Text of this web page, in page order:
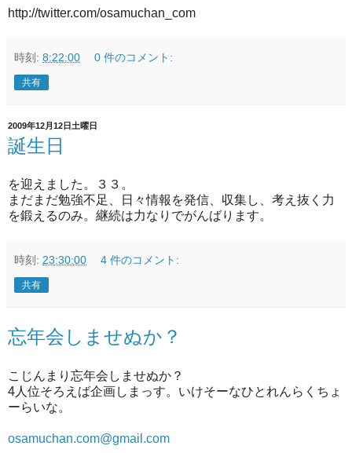
http://twitter.com/osamuchan_com
時刻: 8:22:00 0 件のコメント:
共有
2009年12月12日土曜日
誕生日
を迎えました。３３。
まだまだ勉強不足、日々情報を発信、収集し、考え抜く力
を鍛えるのみ。継続は力なりでがんばります。
時刻: 23:30:00 4 件のコメント:
共有
忘年会しませぬか？
こじんまり忘年会しませぬか？
4人位そろえば企画しまっす。いけそーなひとれんらくちょ
ーらいな。
osamuchan.com@gmail.com